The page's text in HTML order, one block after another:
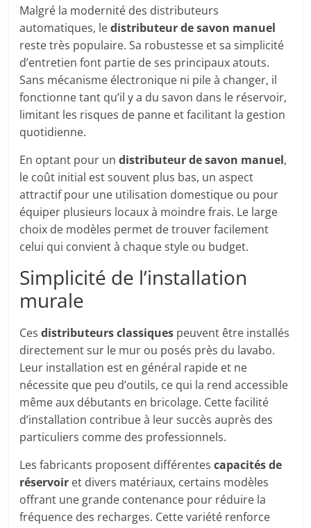
Malgré la modernité des distributeurs
automatiques, ledistributeur de savon manuel
reste très populaire. Sa robustesse et sa simplicité
d’entretien font partie de ses principaux atouts.
Sans mécanisme électronique ni pile à changer, il
fonctionne tant qu’il y a du savon dans le réservoir,
limitant les risques de panne et facilitant la gestion
quotidienne.
En optant pour undistributeur de savon manuel,
le coût initial est souvent plus bas, un aspect
attractif pour une utilisation domestique ou pour
équiper plusieurs locaux à moindre frais. Le large
choix de modèles permet de trouver facilement
celui qui convient à chaque style ou budget.
Simplicité de l’installation
murale
Cesdistributeurs classiques peuvent être installés
directement sur le mur ou posés près du lavabo.
Leur installation est en général rapide et ne
nécessite que peu d’outils, ce qui la rend accessible
même aux débutants en bricolage. Cette facilité
d’installation contribue à leur succès auprès des
particuliers comme des professionnels.
Les fabricants proposent différentescapacités de
réservoir et divers matériaux, certains modèles
offrant une grande contenance pour réduire la
fréquence des recharges. Cette variété renforce